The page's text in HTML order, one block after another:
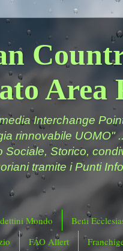
Area
Interchange
rinnovabile UOMO"
Storico,
tramite i Punti
Mondo
Beni
FAO Allert